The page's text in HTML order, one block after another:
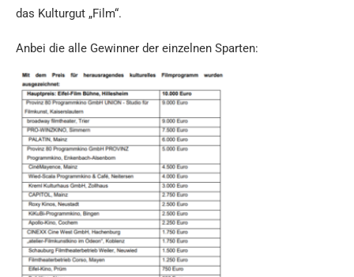
das Kulturgut „Film“.
Anbei die alle Gewinner der einzelnen Sparten: